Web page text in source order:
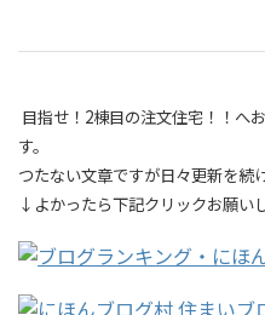
目指せ！2棟目の注文住宅！！へ
す。
つたない文章ですが日々更新を続
↓よかったら下記クリックお願い